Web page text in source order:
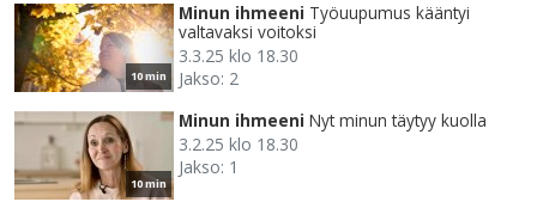
10 min
Minun ihmeeni Työuupumus kääntyi
valtavaksi voitoksi
3.3.25 klo 18.30
Jakso: 2
10 min
Minun ihmeeni Nyt minun täytyy kuolla
3.2.25 klo 18.30
Jakso: 1